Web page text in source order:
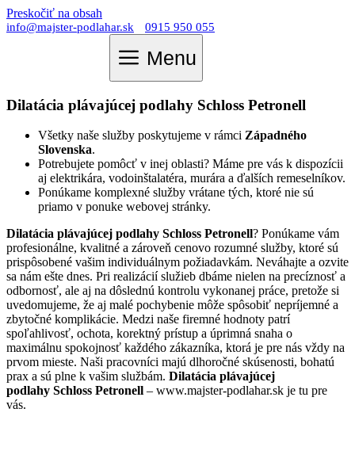
Preskočiť na obsah
info@majster-podlahar.sk 0915 950 055
Menu
Dilatácia plávajúcej podlahy Schloss Petronell
Všetky naše služby poskytujeme v rámci Západného
Slovenska.
Potrebujete pomôcť v inej oblasti? Máme pre vás k dispozícii
aj elektrikára, vodoinštalatéra, murára a ďalších remeselníkov.
Ponúkame komplexné služby vrátane tých, ktoré nie sú
priamo v ponuke webovej stránky.
Dilatácia plávajúcej podlahy Schloss Petronell? Ponúkame vám
profesionálne, kvalitné a zároveň cenovo rozumné služby, ktoré sú
prispôsobené vašim individuálnym požiadavkám. Neváhajte a ozvite
sa nám ešte dnes. Pri realizácií služieb dbáme nielen na precíznosť a
odbornosť, ale aj na dôslednú kontrolu vykonanej práce, pretože si
uvedomujeme, že aj malé pochybenie môže spôsobiť nepríjemné a
zbytočné komplikácie. Medzi naše firemné hodnoty patrí
spoľahlivosť, ochota, korektný prístup a úprimná snaha o
maximálnu spokojnosť každého zákazníka, ktorá je pre nás vždy na
prvom mieste. Naši pracovníci majú dlhoročné skúsenosti, bohatú
prax a sú plne k vašim službám. Dilatácia plávajúcej
podlahy Schloss Petronell – www.majster-podlahar.sk je tu pre
vás.